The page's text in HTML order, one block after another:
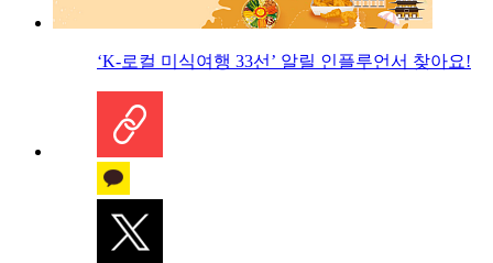
‘K-로컬 미식여행 33선’ 알릴 인플루언서 찾아요!